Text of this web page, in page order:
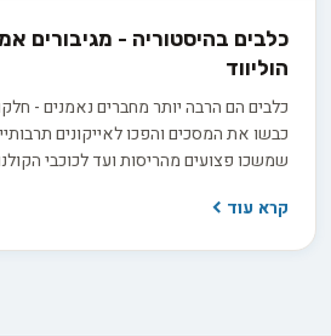
כלבים בהיסטוריה - מגיבורים
הוליווד
כלבים הם הרבה יותר מחברים נאמנים -
כבשו את המסכים והפכו לאייקונים
שמשכו פצועים מהריסות ועד לכוכבי
קרא עוד